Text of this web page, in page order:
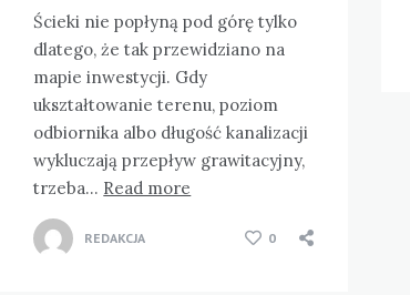
Ścieki nie popłyną pod górę tylko
dlatego, że tak przewidziano na
mapie inwestycji. Gdy
ukształtowanie terenu, poziom
odbiornika albo długość kanalizacji
wykluczają przepływ grawitacyjny,
trzeba… Read more
REDAKCJA 0